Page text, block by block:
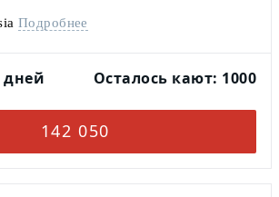
Подробнее
дней Осталось кают: 1000
142 050